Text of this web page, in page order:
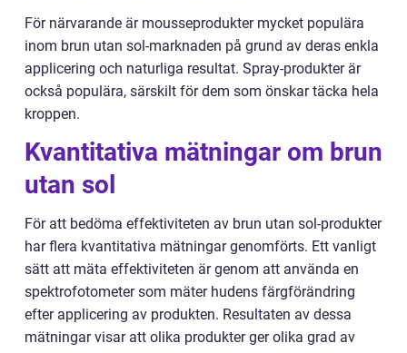
För närvarande är mousseprodukter mycket populära
inom brun utan sol-marknaden på grund av deras enkla
applicering och naturliga resultat. Spray-produkter är
också populära, särskilt för dem som önskar täcka hela
kroppen.
Kvantitativa mätningar om brun
utan sol
För att bedöma effektiviteten av brun utan sol-produkter
har flera kvantitativa mätningar genomförts. Ett vanligt
sätt att mäta effektiviteten är genom att använda en
spektrofotometer som mäter hudens färgförändring
efter applicering av produkten. Resultaten av dessa
mätningar visar att olika produkter ger olika grad av